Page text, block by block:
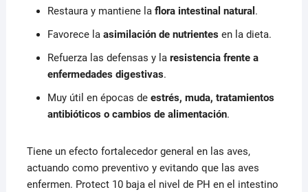
Restaura y mantiene la flora intestinal natural .
Favorece la asimilación de nutrientesen la dieta.
Refuerza las defensas y la resistencia frente a
enfermedades digestivas.
Muy útil en épocas de estrés, muda, tratamientos
antibióticos o cambios de alimentación.
Tiene un efecto fortalecedor general en las aves,
actuando como preventivo y evitando que las aves
enfermen. Protect 10 baja el nivel de PH en el intestino